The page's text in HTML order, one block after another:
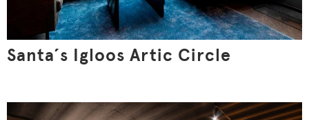
Santa´s Igloos Artic Circle